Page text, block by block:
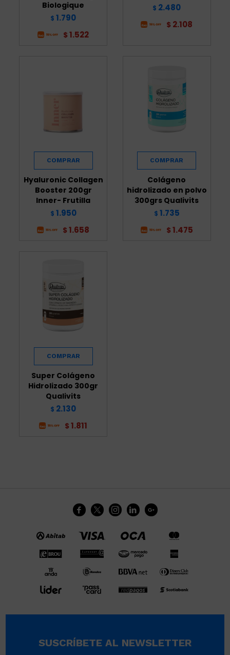
Biologique
$ 1.790
$ 1.522
$ 2.480
$ 2.108
Hyaluronic Collagen
Booster 200gr
Inner- Frutilla
$ 1.950
$ 1.658
Colágeno
hidrolizado en polvo
300grs Qualivits
$ 1.735
$ 1.475
Super Colágeno
Hidrolizado 300gr
Qualivits
$ 2.130
$ 1.811
    
SUSCRÍBETE AL NEWSLETTER